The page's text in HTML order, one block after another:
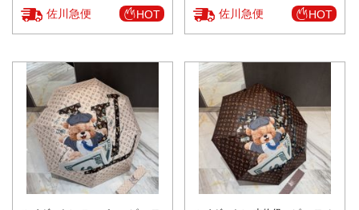
佐川急便 HOT 佐川急便 HOT